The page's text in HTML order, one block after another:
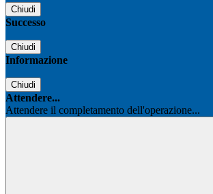
Chiudi
Successo
Chiudi
Informazione
Chiudi
Attendere...
Attendere il completamento dell'operazione...